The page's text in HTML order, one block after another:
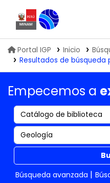
Biblioteca IGP
Portal IGP Inicio
Resultados de búsqueda
Empecemos a
Búsqueda avanzada